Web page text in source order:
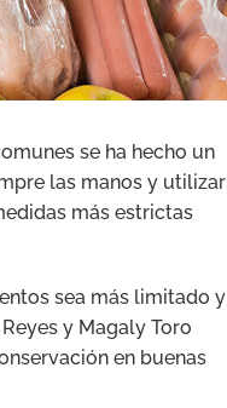
se ha hecho un
las manos y utilizar
más estrictas
sea más limitado y
y Magaly Toro
en buenas